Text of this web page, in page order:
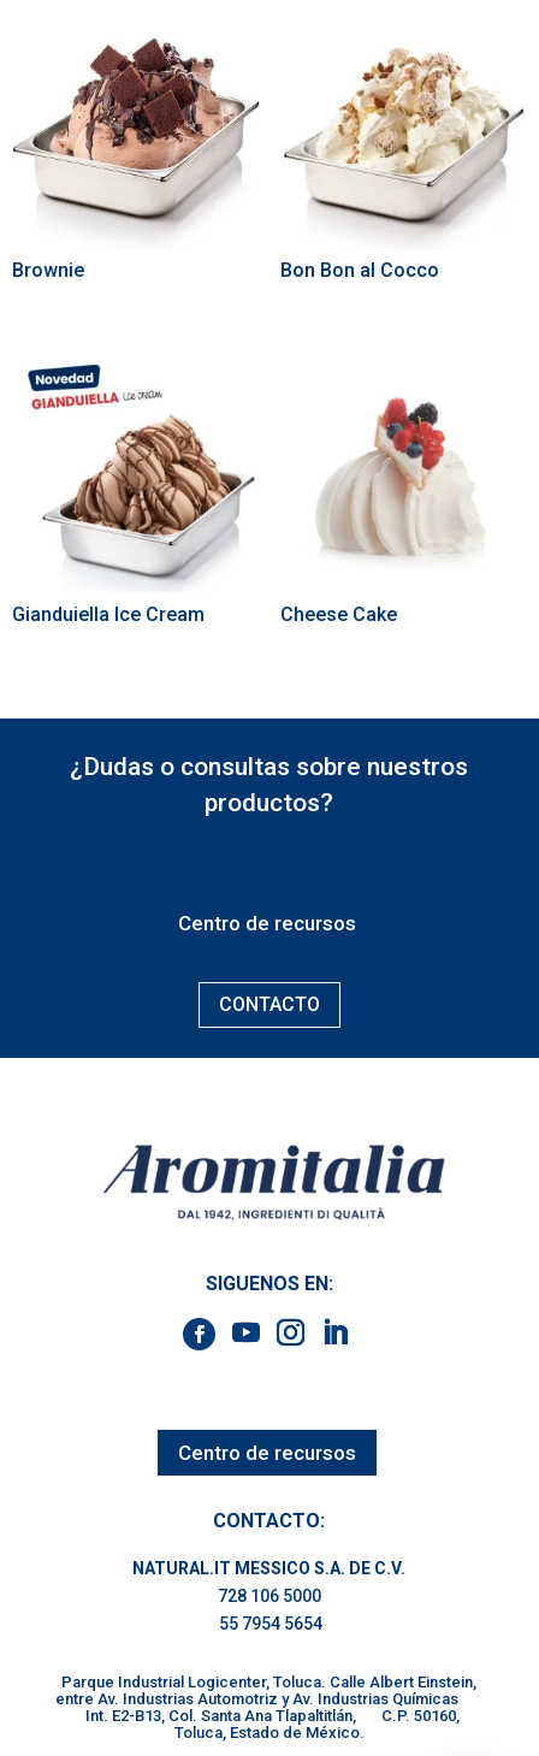
Brownie Bon Bon al Cocco
Gianduiella Ice Cream Cheese Cake
¿Dudas o consultas sobre nuestros
productos?
Centro de recursos
CONTACTO
SIGUENOS EN:
Centro de recursos
CONTACTO:
NATURAL.IT MESSICO S.A. DE C.V.
728 106 5000
55 7954 5654
Parque Industrial Logicenter, Toluca. Calle Albert Einstein,
entre Av. Industrias Automotriz y Av. Industrias Químicas
Int. E2-B13, Col. Santa Ana Tlapaltitlán, C.P. 50160,
Toluca, Estado de México.